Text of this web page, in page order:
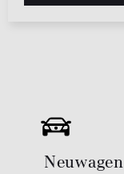
Neuwagen